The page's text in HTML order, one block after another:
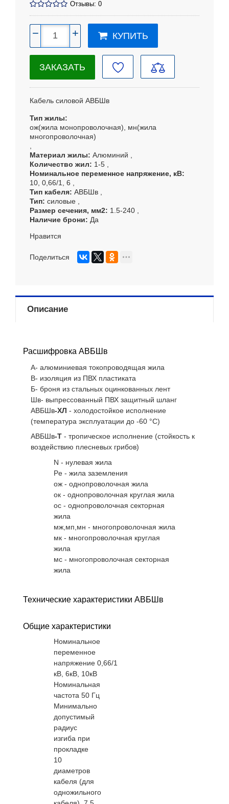
Отзывы: 0
− + КУПИТЬ
ЗАКАЗАТЬ
Кабель силовой АВБШв
Тип жилы
ож(жила монопроволочная), мн(жила
многопроволочная)
Материал жилы
Алюминий
Количество жил
1-5
Номинальное переменное напряжение, кВ
10, 0,66/1, 6
Тип кабеля АВБШв
Тип силовые
Размер сечения, мм2
1.5-240
Наличие брони
Да
Нравится
Поделиться
Описание
Расшифровка АВБШв
А- алюминиевая токопроводящая жила
В- изоляция из ПВХ пластиката
Б- броня из стальных оцинкованных лент
Шв- выпрессованный ПВХ защитный шланг
АВБШв-ХЛ - холодостойкое исполнение
(температура эксплуатации до -60 °С)
АВБШв-Т - тропическое исполнение (стойкость к
воздействию плесневых грибов)
N - нулевая жила
Pe - жила заземления
ож - однопроволочная жила
ок - однопроволочная круглая жила
ос - однопроволочная секторная
жила
мж,мп,мн - многопроволочная жила
мк - многопроволочная круглая
жила
мс - многопроволочная секторная
жила
Технические характеристики АВБШв
Общие характеристики
Номинальное
переменное
напряжение 0,66/1
кВ, 6кВ, 10кВ
Номинальная
частота 50 Гц
Минимально
допустимый
радиус
изгиба при
прокладке
10
диаметров
кабеля (для
одножильного